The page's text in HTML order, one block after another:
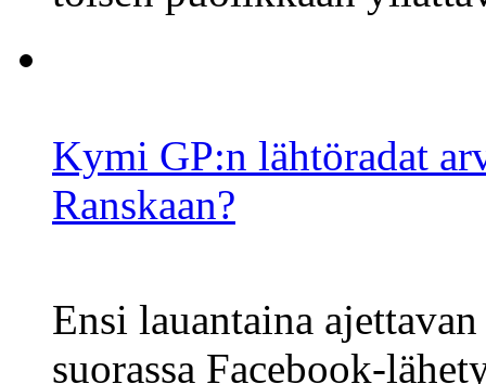
Kymi GP:n lähtöradat
Ranskaan?
Ensi lauantaina
suorassa Facebook-